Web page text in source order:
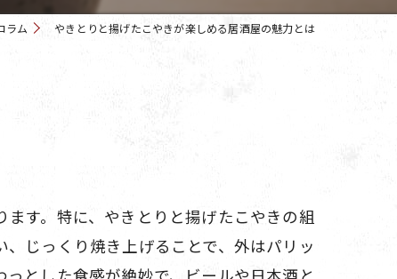
ラム やきとりと揚げたこやきが楽しめる居酒屋の魅力とは
す。特に、やきとりと揚げたこやきの組
じっくり焼き上げることで、外はパリッ